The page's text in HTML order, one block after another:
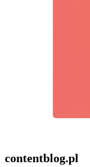
contentblog.pl